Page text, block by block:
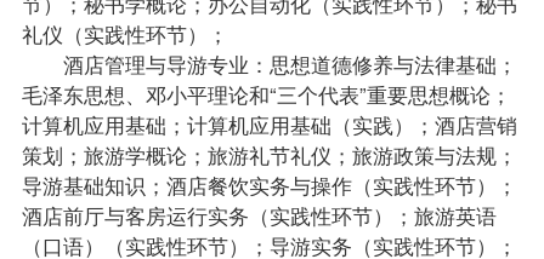
礼仪（实践性环节）；
酒店管理与导游专业：思想道德修养与法律基础；
毛泽东思想、邓小平理论和“三个代表”重要思想概论；
计算机应用基础；计算机应用基础（实践）；酒店营销
策划；旅游学概论；旅游礼节礼仪；旅游政策与法规；
导游基础知识；酒店餐饮实务与操作（实践性环节）；
酒店前厅与客房运行实务（实践性环节）；旅游英语
（口语）（实践性环节）；导游实务（实践性环节）；